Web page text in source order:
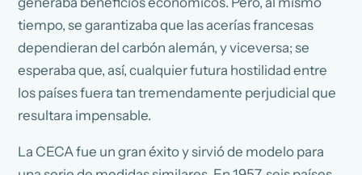
tiempo, se garantizaba que las acerías francesas
dependieran del carbón alemán, y viceversa; se
esperaba que, así, cualquier futura hostilidad entre
los países fuera tan tremendamente perjudicial que
resultara impensable.
La CECA fue un gran éxito y sirvió de modelo para